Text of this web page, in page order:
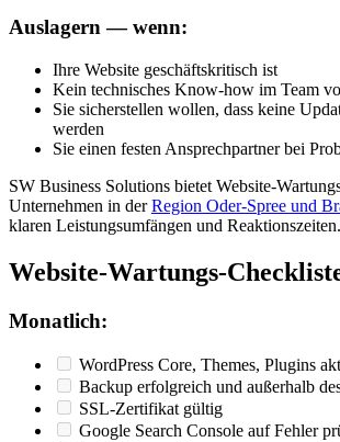
Auslagern — wenn:
Ihre Website geschäftskritisch ist
Kein technisches Know-how im Team
Sie sicherstellen wollen, dass keine
werden
Sie einen festen Ansprechpartner bei
SW Business Solutions bietet Website-
Unternehmen in derRegion Oder-Spree und
klaren Leistungsumfängen und Reaktionszeiten.
Website-Wartungs-
Monatlich:
WordPress Core, Themes, Plugins
Backup erfolgreich und außerhalb
SSL-Zertifikat gültig
Google Search Console auf Fehler